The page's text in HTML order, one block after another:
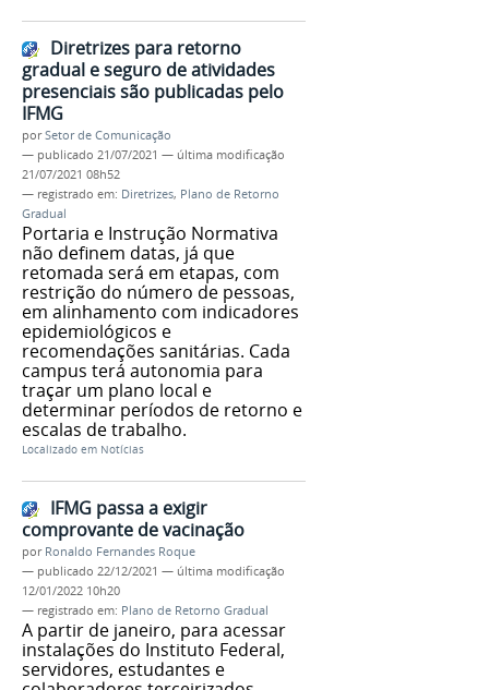
Diretrizes para retorno
gradual e seguro de atividades
presenciais são publicadas pelo
IFMG
porSetor de Comunicação
— publicado 21/07/2021 — última modificação
21/07/2021 08h52
— registrado em: Diretrizes, Plano de Retorno
Gradual
Portaria e Instrução Normativa
não definem datas, já que
retomada será em etapas, com
restrição do número de pessoas,
em alinhamento com indicadores
epidemiológicos e
recomendações sanitárias. Cada
campus terá autonomia para
traçar um plano local e
determinar períodos de retorno e
escalas de trabalho.
Localizado em Notícias
IFMG passa a exigir
comprovante de vacinação
por Ronaldo Fernandes Roque
— publicado 22/12/2021 — última modificação
12/01/2022 10h20
— registrado em: Plano de Retorno Gradual
A partir de janeiro, para acessar
instalações do Instituto Federal,
servidores, estudantes e